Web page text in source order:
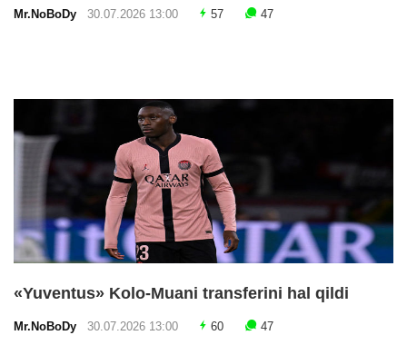
Mr.NoBoDy 30.07.2026 13:00 57 47
«Yuventus» Kolo-Muani transferini hal qildi
Mr.NoBoDy 30.07.2026 13:00 60 47